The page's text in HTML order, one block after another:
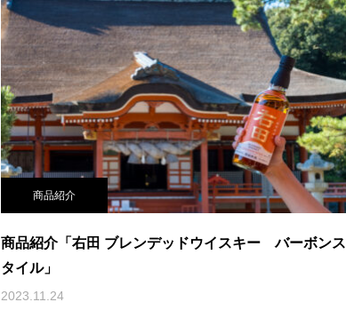
商品紹介
商品紹介「右田 ブレンデッドウイスキー バーボンス
タイル」
2023.11.24